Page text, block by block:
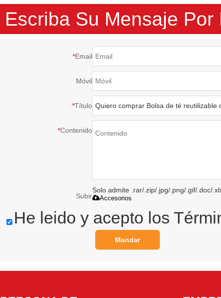
Escriba Su Mensaje Por
*Email
Móvil
*Título
*Contenido
Subir
Solo admite .rar/.zip/.jpg/.png/.gif/.doc/
Accesorios
He leido y acepto los
Mandar